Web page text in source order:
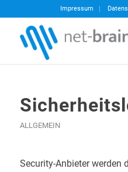
Impressum
ALLGEMEIN
Security-Anbieter werden